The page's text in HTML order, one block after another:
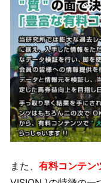
また、 有料コンテン